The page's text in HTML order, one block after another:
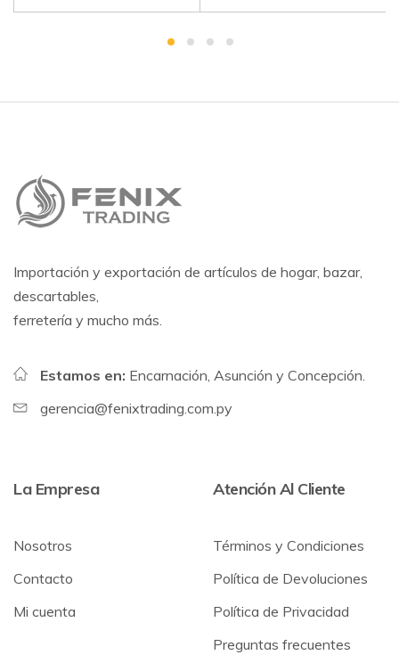
Importación y exportación de artículos de hogar, bazar,
descartables,
ferretería y mucho más.
Estamos en: Encarnación, Asunción y Concepción.
gerencia@fenixtrading.com.py
La Empresa
Nosotros
Contacto
Mi cuenta
Atención Al Cliente
Términos y Condiciones
Política de Devoluciones
Política de Privacidad
Preguntas frecuentes